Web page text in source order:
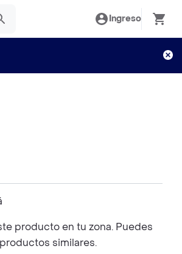
Ingreso
producto en tu zona. Puedes
similares.